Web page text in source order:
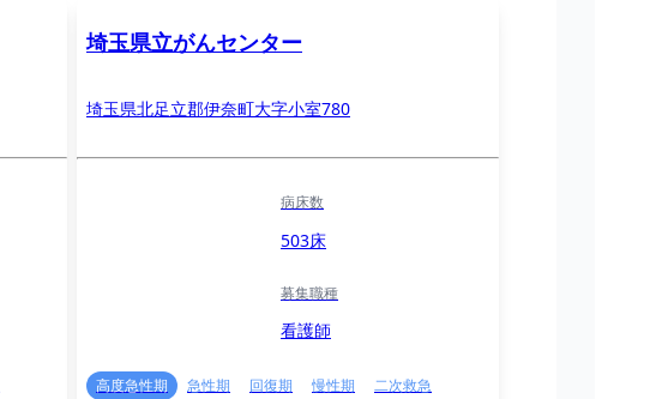
埼玉県立がんセンター
埼玉県北足立郡伊奈町大字小室780
病床数
503床
募集職種
看護師
高度急性期 急性期 回復期 慢性期
二次救急